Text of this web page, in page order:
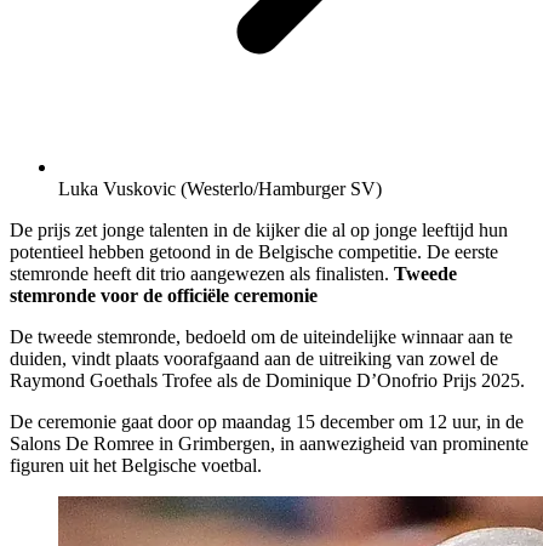
Luka Vuskovic (Westerlo/Hamburger SV)
De prijs zet jonge talenten in de kijker die al op jonge leeftijd hun
potentieel hebben getoond in de Belgische competitie. De eerste
stemronde heeft dit trio aangewezen als finalisten. Tweede
stemronde voor de officiële ceremonie
De tweede stemronde, bedoeld om de uiteindelijke winnaar aan te
duiden, vindt plaats voorafgaand aan de uitreiking van zowel de
Raymond Goethals Trofee als de Dominique D’Onofrio Prijs 2025.
De ceremonie gaat door op maandag 15 december om 12 uur, in de
Salons De Romree in Grimbergen, in aanwezigheid van prominente
figuren uit het Belgische voetbal.